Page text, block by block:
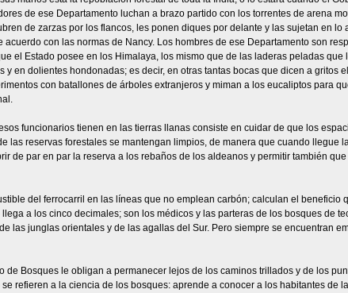
de ese Departamento luchan a brazo partido con los torrentes de arena
de zarzas por los flancos, les ponen diques por delante y las sujetan en lo
con las normas de Nancy. Los hombres de ese Departamento son
el Estado posee en los Himalaya, los mismo que de las laderas peladas que
y en dolientes hondonadas; es decir, en otras tantas bocas que dicen a gritos
con batallones de árboles extranjeros y miman a los eucaliptos para
funcionarios tienen en las tierras llanas consiste en cuidar de que los
las reservas forestales se mantengan limpios, de manera que cuando llegue
de par en par la reserva a los rebaños de los aldeanos y permitir también que
del ferrocarril en las líneas que no emplean carbón; calculan el beneficio
a los cinco decimales; son los médicos y las parteras de los bosques de
las junglas orientales y de las agallas del Sur. Pero siempre se encuentran
de Bosques le obligan a permanecer lejos de los caminos trillados y de los
refieren a la ciencia de los bosques: aprende a conocer a los habitantes de